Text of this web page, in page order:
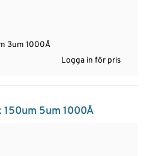
3um 1000Å
Logga in för pris
150um 5um 1000Å